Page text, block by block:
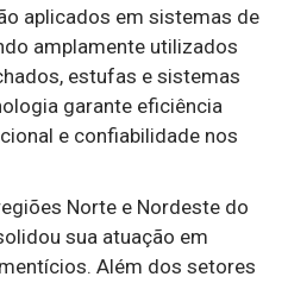
aplicados em sistemas de
amplamente utilizados
estufas e sistemas
garante eficiência
e confiabilidade nos
Norte e Nordeste do
sua atuação em
Além dos setores